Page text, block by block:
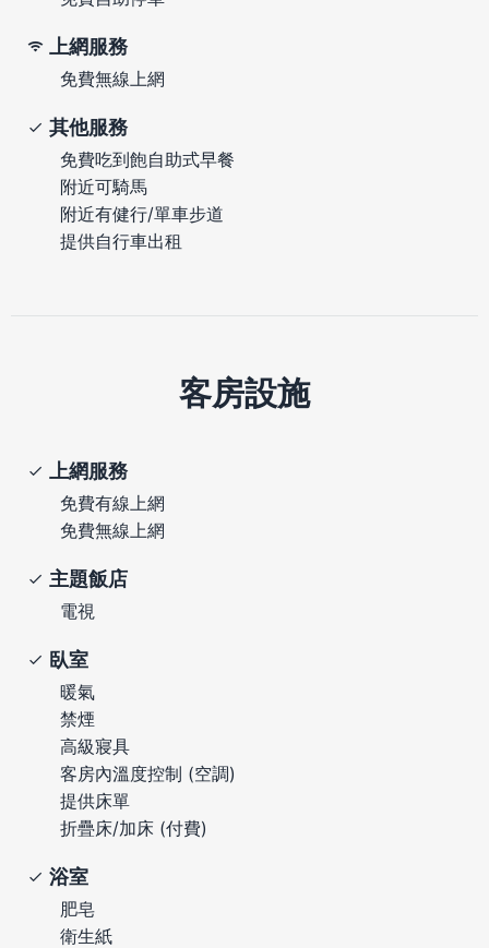
上網服務
免費無線上網
其他服務
免費吃到飽自助式早餐
附近可騎馬
附近有健行/單車步道
提供自行車出租
客房設施
上網服務
免費有線上網
免費無線上網
主題飯店
電視
臥室
暖氣
禁煙
高級寢具
客房內溫度控制 (空調)
提供床單
折疊床/加床 (付費)
浴室
肥皂
衛生紙